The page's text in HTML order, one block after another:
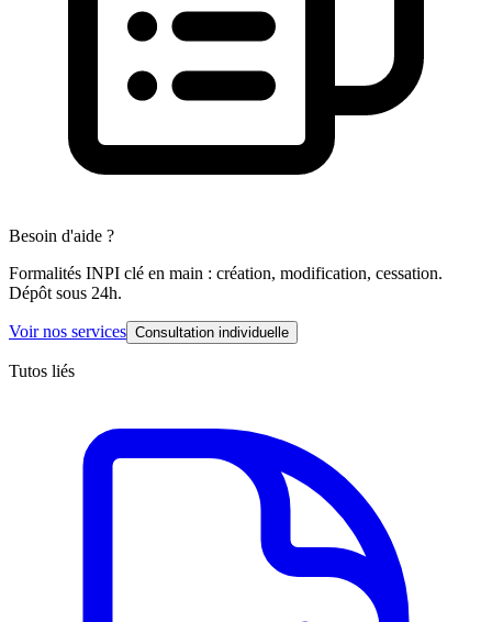
Besoin d'aide ?
Formalités INPI clé en main : création, modification, cessation.
Dépôt sous 24h.
Voir nos services Consultation individuelle
Tutos liés